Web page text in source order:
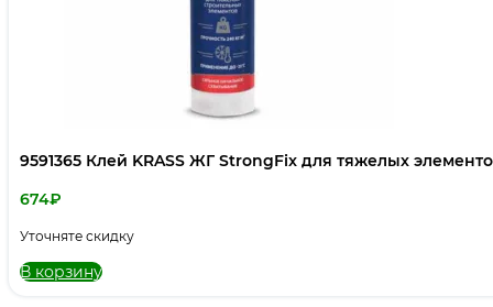
9591365 Клей KRASS ЖГ StrongFix для тяжелых
674₽
Уточняте скидку
В корзину